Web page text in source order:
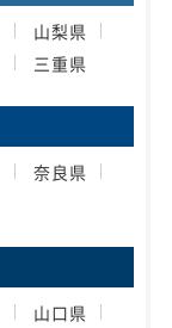
山梨県
三重県
奈良県
山口県